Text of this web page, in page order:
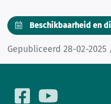
Beschikbaarheid en
Gepubliceerd 28-02-